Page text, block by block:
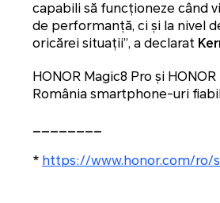
capabili să funcționeze când
de performanță, ci și la nivel
oricărei situații”, a declarat
HONOR Magic8 Pro și
România smartphone-uri
________
* https://www.honor.com/